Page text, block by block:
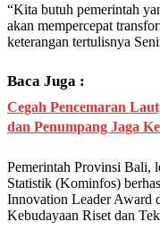
“Kita butuh pemerintah
akan mempercepat
keterangan tertulisnya
Baca Juga :
Cegah Pencemaran
dan Penumpang Jaga
Pemerintah Provinsi Bali,
Statistik (Kominfos)
Innovation Leader Award
Kebudayaan Riset dan